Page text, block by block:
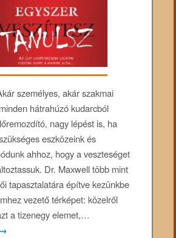
személyes, akár szakmai
hátrahúzó kudarcból
nagy lépést is, ha
eszközeink és
ahhoz, hogy a veszteséget
Dr. Maxwell több mint
tapasztalatára építve kezünkbe
vezető térképet: közelről
a tizenegy elemet,…